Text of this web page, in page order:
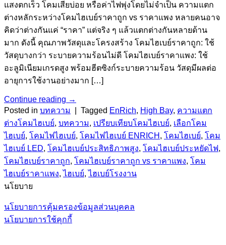
แสงตกเร็ว โคมเสียบ่อย หรือค่าไฟพุ่งโดยไม่จำเป็น ความแตก
ต่างหลักระหว่างโคมไฮเบย์ราคาถูก vs ราคาแพง หลายคนอาจ
คิดว่าต่างกันแค่ “ราคา” แต่จริง ๆ แล้วแตกต่างกันหลายด้าน
มาก ดังนี้ คุณภาพวัสดุและโครงสร้าง โคมไฮเบย์ราคาถูก: ใช้
วัสดุบางกว่า ระบายความร้อนไม่ดี โคมไฮเบย์ราคาแพง: ใช้
อะลูมิเนียมเกรดสูง พร้อมฮีตซิงก์ระบายความร้อน วัสดุมีผลต่อ
อายุการใช้งานอย่างมาก […]
Continue reading →
Posted in บทความ Tagged EnRich, High Bay, ความแตก
ต่างโคมไฮเบย์, บทความ, เปรียบเทียบโคมไฮเบย์, เลือกโคม
ไฮเบย์, โคมไฟไฮเบย์, โคมไฟไฮเบย์ ENRICH , โคมไฮเบย์, โคม
ไฮเบย์ LED, โคมไฮเบย์ประสิทธิภาพสูง, โคมไฮเบย์ประหยัดไฟ,
โคมไฮเบย์ราคาถูก, โคมไฮเบย์ราคาถูก vs ราคาแพง, โคม
ไฮเบย์ราคาแพง,ไฮเบย์,ไฮเบย์โรงงาน
นโยบาย
นโยบายการคุ้มครองข้อมูลส่วนบุคคล
นโยบายการใช้คุกกี้